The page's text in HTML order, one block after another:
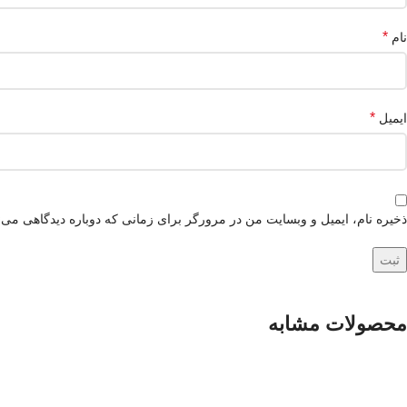
نام *
ایمیل *
ذخیره نام، ایمیل و وبسایت من در مرورگر برای زمانی که دوباره دیدگاهی
محصولات مشابه